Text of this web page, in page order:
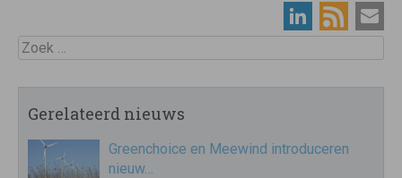
Zoek
Gerelateerd nieuws
Greenchoice en Meewind introduceren
nieuw…